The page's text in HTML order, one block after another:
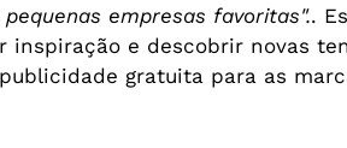
empresas favoritas"..
e descobrir novas
gratuita para as